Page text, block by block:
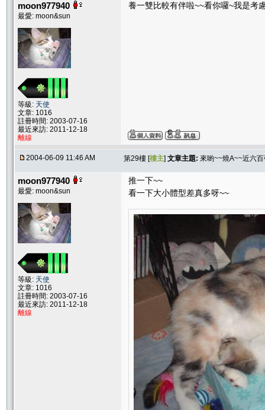
moon977940
最愛: moon&sun
等級: 天使
文章: 1016
註冊時間: 2003-07-16
最近來訪: 2011-12-18
離線
養一雙比較有伴啦~~看你囉~我是考
2004-06-09 11:46 AM 第29樓 [樓主] 文章主題: 來喲~~燒A~~近六
moon977940
最愛: moon&sun
等級: 天使
文章: 1016
註冊時間: 2003-07-16
最近來訪: 2011-12-18
離線
推一下~~
看一下大小體型差真多呀~~